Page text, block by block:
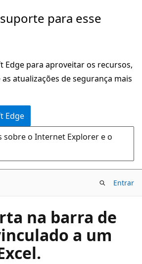
para esse
Edge para aproveitar os recursos,
atualizações de segurança mais
Edge
sobre o Internet Explorer e o
Entrar
na barra de
a um